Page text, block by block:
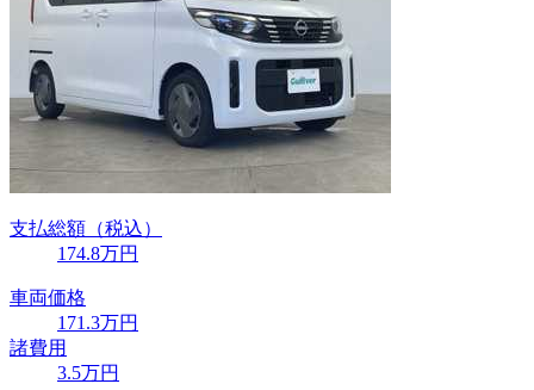
支払総額 （税込）
174.8万円
車両価格
171 .3万円
諸費用
3.5万円